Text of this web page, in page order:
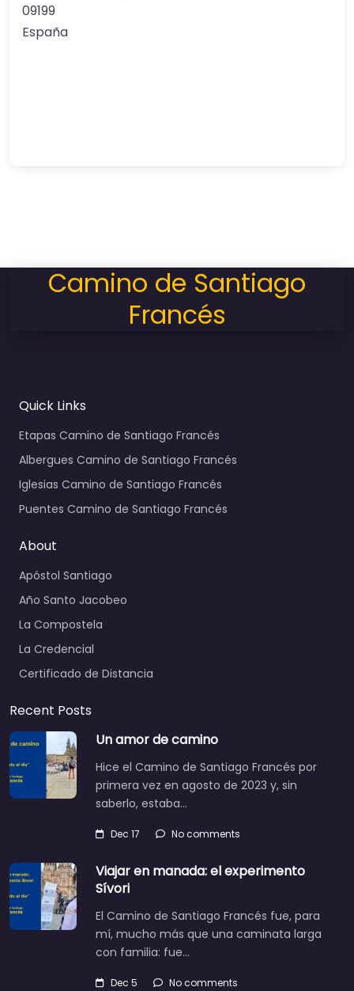
09199
España
Camino de Santiago
Francés
Quick Links
Etapas Camino de Santiago Francés
Albergues Camino de Santiago Francés
Iglesias Camino de Santiago Francés
Puentes Camino de Santiago Francés
About
Apóstol Santiago
Año Santo Jacobeo
La Compostela
La Credencial
Certificado de Distancia
Recent Posts
Un amor de camino
Hice el Camino de Santiago Francés por
primera vez en agosto de 2023 y, sin
saberlo, estaba…
Dec 17 No comments
Viajar en manada: el experimento
Sívori
El Camino de Santiago Francés fue, para
mí, mucho más que una caminata larga
con familia: fue…
Dec 5 No comments